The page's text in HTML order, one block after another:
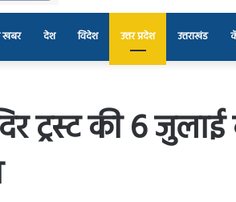
खबर देश विदेश उत्तर प्रदेश उत्तराखंड
ट्रस्ट की 6